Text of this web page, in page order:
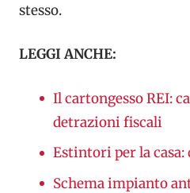
stesso.
LEGGI ANCHE:
Il cartongesso REI:
detrazioni fiscali
Estintori per la casa:
Schema impianto